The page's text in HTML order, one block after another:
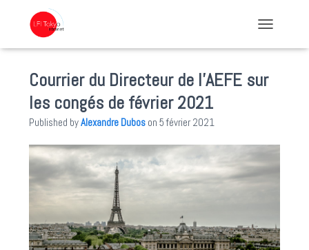
Courrier du Directeur de l’AEFE sur
les congés de février 2021
Published byAlexandre Dubos on 5 février 2021